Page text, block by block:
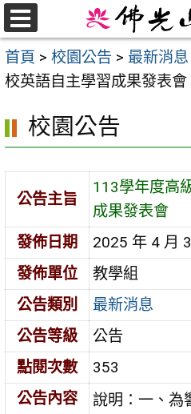
跳
至
主
要
首頁 > 校園公告 > 最新消息
校英語自主學習成果發表會
校園公告
公告主旨
113學年度高
成果發表會
發佈日期
2025 年 4 月
發佈單位
教學組
公告類別
最新消息
公告等級
公告
點閱次數
353
公告內容
說明：一、為
選
單